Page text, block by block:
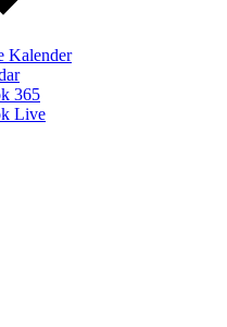
Kalender
365
Live